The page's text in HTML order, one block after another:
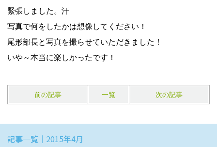
緊張しました。汗
写真で何をしたかは想像してください！
尾形部長と写真を撮らせていただきました！
いや～本当に楽しかったです！
前の記事 一覧 次の記事
記事一覧｜2015年4月